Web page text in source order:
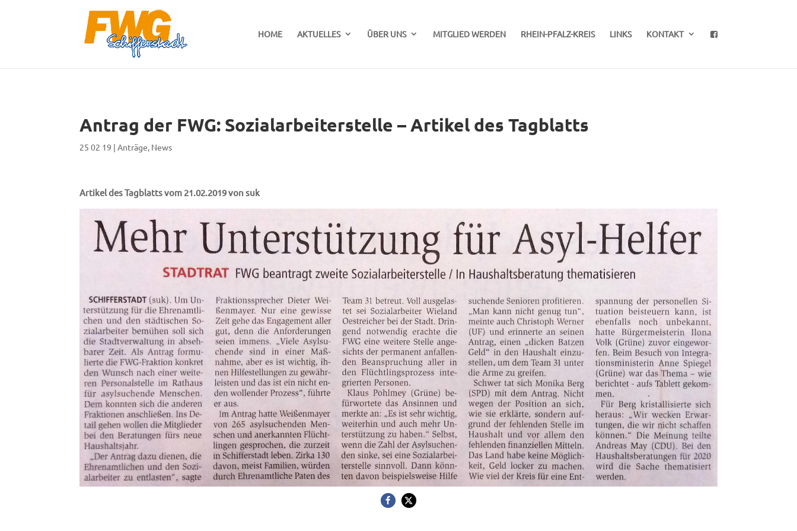
HOME AKTUELLES ÜBER UNS MITGLIED WERDEN RHEIN-PFALZ-KREIS LINKS KONTAKT
Antrag der FWG: Sozialarbeiterstelle – Artikel des Tagblatts
25 02 19 |Anträge, News
Artikel des Tagblatts vom 21.02.2019 von suk